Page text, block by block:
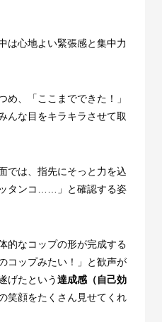
は心地よい緊張感と集中力
め、「ここまでできた！」
んな目をキラキラさせて取
では、指先にそっと力を込
タンコ
」と確認する姿
的なコップの形が完成する
コップみたい！」と歓声が
げたという達成感（自己効
笑顔をたくさん見せてくれ